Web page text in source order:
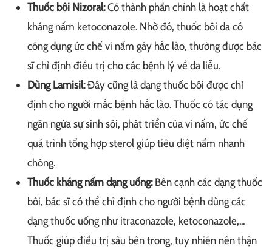
Thuốc bôi Nizoral:Có thành phần chính là hoạt chất
kháng nấm ketoconazole. Nhờ đó, thuốc bôi da có
công dụng ức chế vi nấm gây hắc lào, thường được bác
sĩ chỉ định điều trị cho các bệnh lý về da liễu.
Dùng Lamisil:Đây cũng là dạng thuốc bôi được chỉ
định cho người mắc bệnh hắc lào. Thuốc có tác dụng
ngăn ngừa sự sinh sôi, phát triển của vi nấm, ức chế
quá trình tổng hợp sterol giúp tiêu diệt nấm nhanh
chóng.
Thuốc kháng nấm dạng uống:Bên cạnh các dạng thuốc
bôi, bác sĩ có thể chỉ định cho người bệnh dùng các
dạng thuốc uống như itraconazole, ketoconazole,...
Thuốc giúp điều trị sâu bên trong, tuy nhiên nên thận